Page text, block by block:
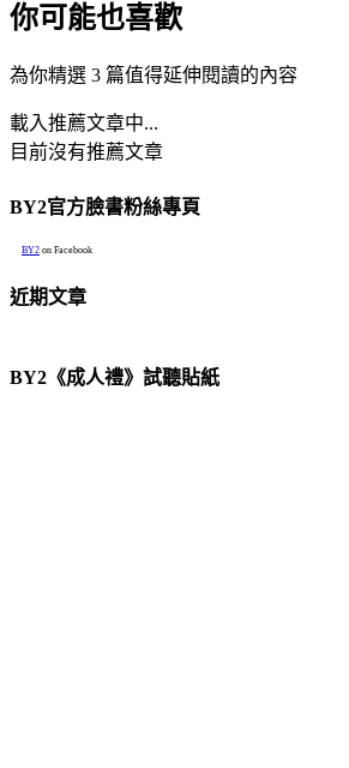
你可能也喜歡
為你精選 3 篇值得延伸閱讀的內容
載入推薦文章中...
目前沒有推薦文章
BY2官方臉書粉絲專頁
BY2 on Facebook
近期文章
BY2《成人禮》試聽貼紙